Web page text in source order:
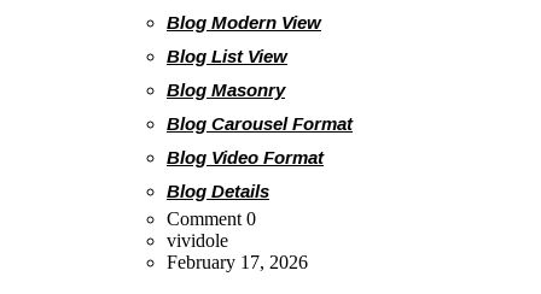
Blog Modern View
Blog List View
Blog Masonry
Blog Carousel Format
Blog Video Format
Blog Details
Comment 0
vividole
February 17, 2026